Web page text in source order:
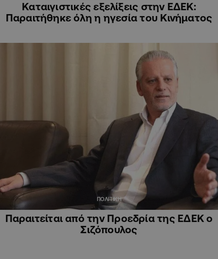
Καταιγιστικές εξελίξεις στην ΕΔΕΚ:
Παραιτήθηκε όλη η ηγεσία του Κινήματος
ΠΟΛΙΤΙΚΗ
Παραιτείται από την Προεδρία της ΕΔΕΚ ο
Σιζόπουλος